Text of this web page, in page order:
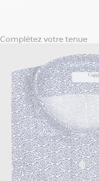
Complétez votre tenue